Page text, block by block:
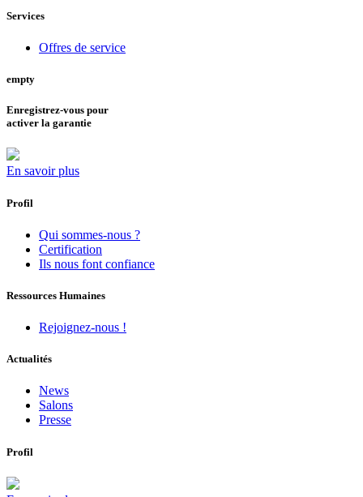
Services
Offres de service
empty
Enregistrez-vous pour
activer la garantie
En savoir plus
Profil
Qui sommes-nous ?
Certification
Ils nous font confiance
Ressources Humaines
Rejoignez-nous !
Actualités
News
Salons
Presse
Profil